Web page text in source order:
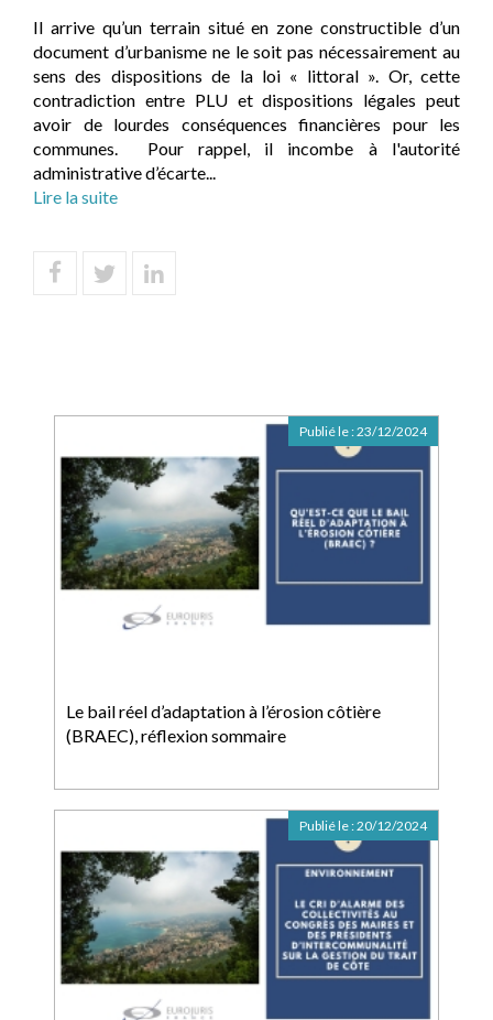
Il arrive qu’un terrain situé en zone constructible d’un
document d’urbanisme ne le soit pas nécessairement au
sens des dispositions de la loi « littoral ». Or, cette
contradiction entre PLU et dispositions légales peut
avoir de lourdes conséquences financières pour les
communes. Pour rappel, il incombe à l'autorité
administrative d’écarte...
Lire la suite
Le bail réel d’adaptation à l’érosion côtière
(BRAEC), réflexion sommaire
Publié le :23/12/2024
Publié le :20/12/2024